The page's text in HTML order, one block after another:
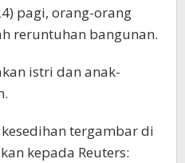
pagi, orang-orang
reruntuhan bangunan.
istri dan anak-
tergambar di
kepada Reuters: